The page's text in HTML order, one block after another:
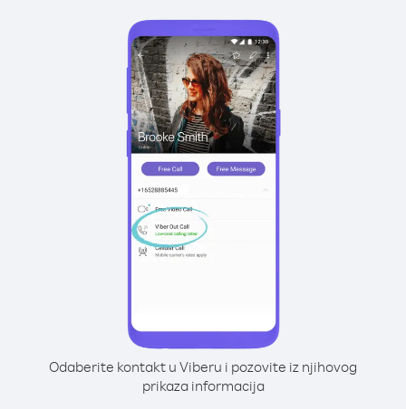
Odaberite kontakt u Viberu i pozovite iz njihovog
prikaza informacija